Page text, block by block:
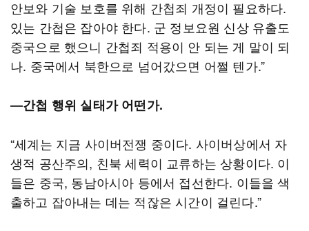
안보와 기술 보호를 위해 간첩죄 개정이 필요하다.
있는 간첩은 잡아야 한다. 군 정보요원 신상 유출도
중국으로 했으니 간첩죄 적용이 안 되는 게 말이 되
나. 중국에서 북한으로 넘어갔으면 어쩔 텐가.”
―간첩 행위 실태가 어떤가.
“세계는 지금 사이버전쟁 중이다. 사이버상에서 자
생적 공산주의, 친북 세력이 교류하는 상황이다. 이
들은 중국, 동남아시아 등에서 접선한다. 이들을 색
출하고 잡아내는 데는 적잖은 시간이 걸린다.”